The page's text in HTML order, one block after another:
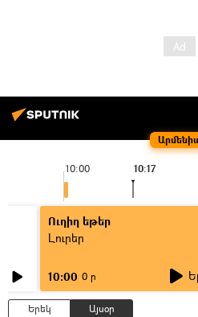
10:00 10:17
Ուղիղ եթեր
Լուրեր
10:00 0 ր
Երեկ Այսօր